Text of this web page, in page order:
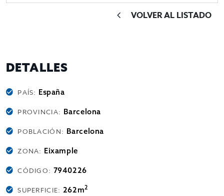
VOLVER AL LISTADO
DETALLES
PAÍS: España
PROVINCIA: Barcelona
POBLACIÓN: Barcelona
ZONA: Eixample
CÓDIGO: 7940226
SUPERFICIE: 262m2